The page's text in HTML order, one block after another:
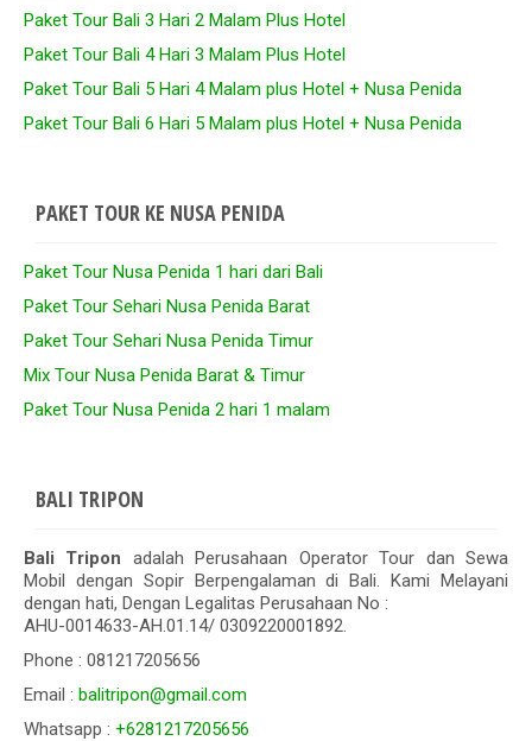
Paket Tour Bali 3 Hari 2 Malam Plus Hotel
Paket Tour Bali 4 Hari 3 Malam Plus Hotel
Paket Tour Bali 5 Hari 4 Malam plus Hotel + Nusa Penida
Paket Tour Bali 6 Hari 5 Malam plus Hotel + Nusa Penida
PAKET TOUR KE NUSA PENIDA
Paket Tour Nusa Penida 1 hari dari Bali
Paket Tour Sehari Nusa Penida Barat
Paket Tour Sehari Nusa Penida Timur
Mix Tour Nusa Penida Barat & Timur
Paket Tour Nusa Penida 2 hari 1 malam
BALI TRIPON
Bali Tripon adalah Perusahaan Operator Tour dan Sewa
Mobil dengan Sopir Berpengalaman di Bali. Kami Melayani
dengan hati, Dengan Legalitas Perusahaan No :
AHU-0014633-AH.01.14/ 0309220001892.
Phone : 081217205656
Email : balitripon@gmail.com
Whatsapp : +6281217205656